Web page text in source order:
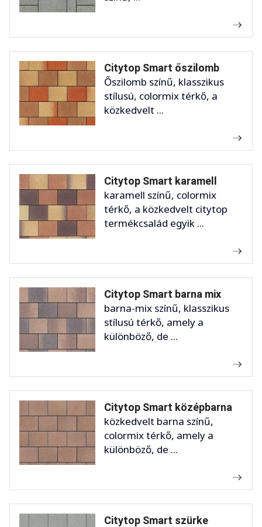
Citytop Smart őszilomb
Őszilomb színű, klasszikus
stílusú, colormix térkő, a
közkedvelt ...
Citytop Smart karamell
karamell színű, colormix
térkő, a közkedvelt citytop
termékcsalád egyik ...
Citytop Smart barna mix
barna-mix színű, klasszikus
stílusú térkő, amely a
különböző, de ...
Citytop Smart középbarna
közkedvelt barna színű,
colormix térkő, amely a
különböző, de ...
Citytop Smart szürke